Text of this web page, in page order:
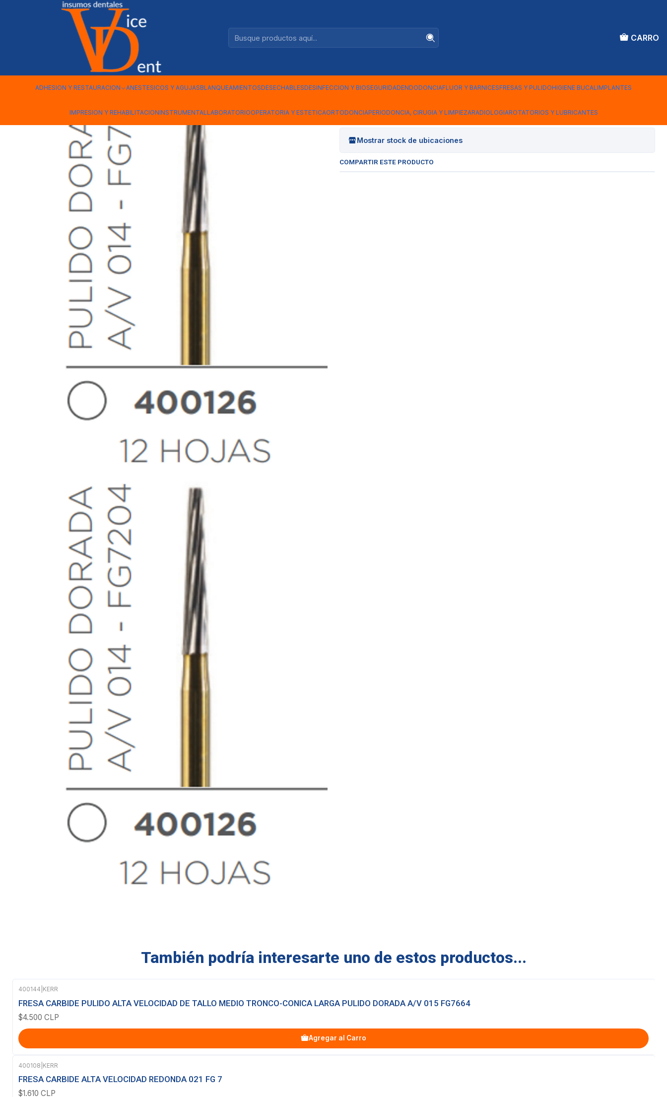
CARRO
ADHESION Y RESTAURACION ANESTESICOS Y AGUJASBLANQUEAMIENTOSDESECHABLESDESINFECCION Y BIOSEGURIDADENDODONCIAFLUOR Y BARNICESFRESAS Y PULIDOHIGIENE BUCALIMPLANTES
IMPRESION Y REHABILITACIONINSTRUMENTALLABORATORIOOPERATORIA Y ESTETICAORTODONCIAPERIODONCIA, CIRUGIA Y LIMPIEZARADIOLOGIAROTATORIOS Y LUBRICANTES
Fresa Carbide Pulido Alta Velocidad Tronco Conica A/V 014 - FG7204
Velocidad Tronco Conica A/V 014 -
FG7204
Mostrar stock de ubicaciones
COMPARTIR ESTE PRODUCTO
También podría interesarte uno de estos productos...
400144 KERR
FRESA CARBIDE PULIDO ALTA VELOCIDAD DE TALLO MEDIO TRONCO-CONICA LARGA PULIDO DORADA A/V 015 FG7664
$4.500 CLP
Agregar al Carro
400108 KERR
FRESA CARBIDE ALTA VELOCIDAD REDONDA 021 FG 7
$1.610 CLP